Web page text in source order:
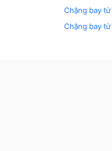
Chặng bay từ
Chặng bay từ